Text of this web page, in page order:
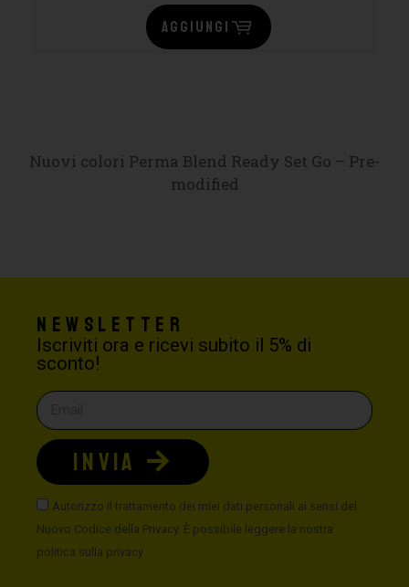
AGGIUNGI
Nuovi colori Perma Blend Ready Set Go – Pre-
modified
Newsletter
Iscriviti ora e ricevi subito il 5% di
sconto!
Autorizzo il trattamento dei miei dati personali ai sensi del
Nuovo Codice della Privacy. È possibile leggere la nostra
politica sulla privacy
INVIA